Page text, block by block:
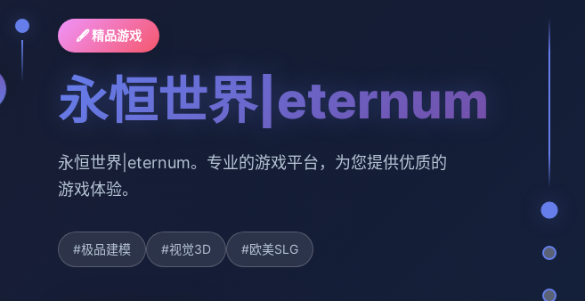
🖋️ 精品游戏
永恒世界|eternum
永恒世界|eternum。专业的游戏平台，为您提供优质的
游戏体验。
#极品建模 #视觉3D #欧美SLG